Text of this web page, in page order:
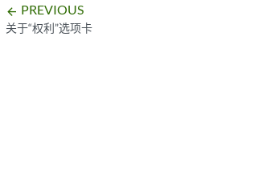
arrow_backward PREVIOUS
关于“权利”选项卡